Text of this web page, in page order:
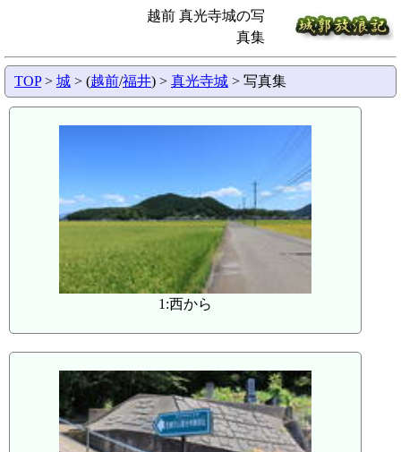
越前 真光寺城の写
真集
TOP> 城 > (越前/福井) > 真光寺城 > 写真集
1:西から